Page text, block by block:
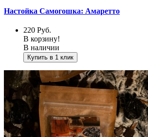
Настойка Самогошка: Амаретто
220 Руб.
В корзину!
В наличии
Купить в 1 клик